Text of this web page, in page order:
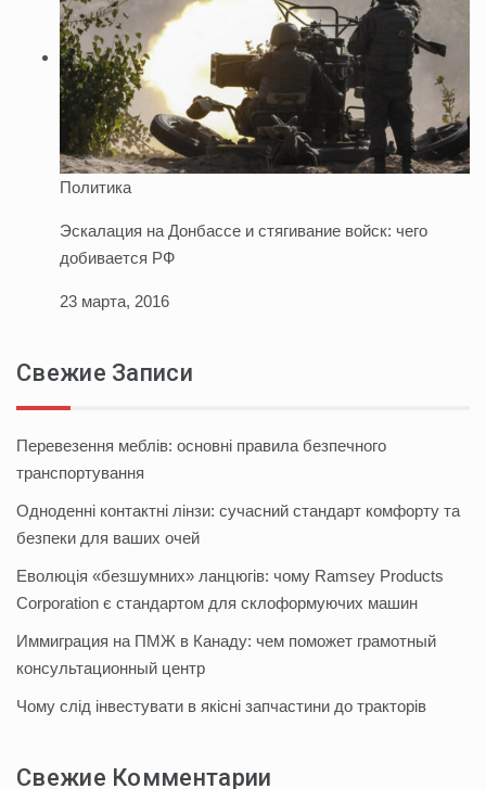
Политика
Эскалация на Донбассе и стягивание войск: чего
добивается РФ
23 марта, 2016
Свежие Записи
Перевезення меблів: основні правила безпечного
транспортування
Одноденні контактні лінзи: сучасний стандарт комфорту та
безпеки для ваших очей
Еволюція «безшумних» ланцюгів: чому Ramsey Products
Corporation є стандартом для склоформуючих машин
Иммиграция на ПМЖ в Канаду: чем поможет грамотный
консультационный центр
Чому слід інвестувати в якісні запчастини до тракторів
Свежие Комментарии